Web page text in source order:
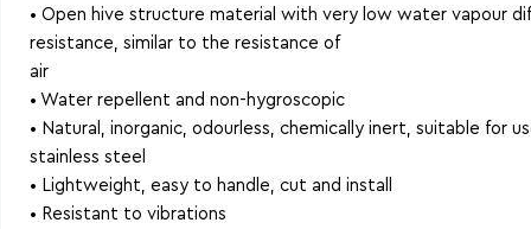
• Open hive structure material with very low water vapour
resistance, similar to the resistance of
air
• Water repellent and non-hygroscopic
• Natural, inorganic, odourless, chemically inert, suitable for
stainless steel
• Lightweight, easy to handle, cut and install
• Resistant to vibrations